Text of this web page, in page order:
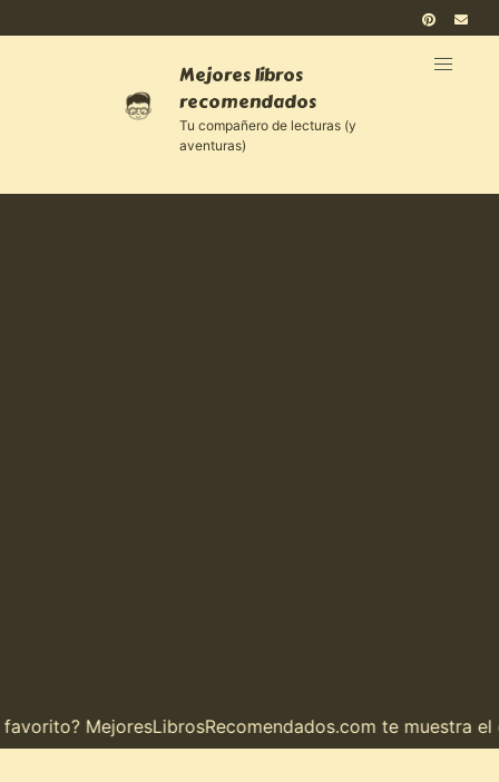
Mejores libros
recomendados
Tu compañero de lecturas (y
aventuras)
MejoresLibrosRecomendados.com te muestra el